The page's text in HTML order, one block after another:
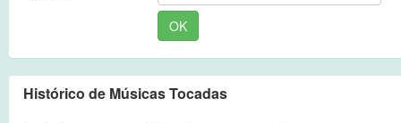
OK
Histórico de Músicas Tocadas